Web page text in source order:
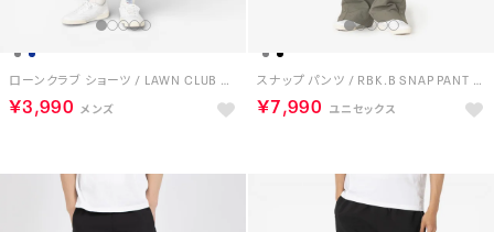
ローンクラブ ショーツ / LAWN CLUB SHORT （ネイビー）
￥3,990
スナップ パンツ / RBK.B SNAP PANT （グレー）
￥7,990